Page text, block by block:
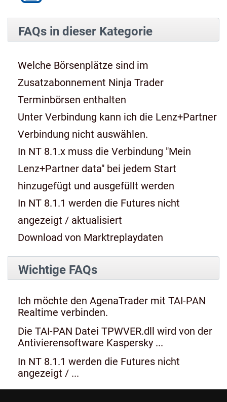
FAQs in dieser Kategorie
Welche Börsenplätze sind im
Zusatzabonnement Ninja Trader
Terminbörsen enthalten
Unter Verbindung kann ich die Lenz+Partner
Verbindung nicht auswählen.
In NT 8.1.x muss die Verbindung "Mein
Lenz+Partner data" bei jedem Start
hinzugefügt und ausgefüllt werden
In NT 8.1.1 werden die Futures nicht
angezeigt / aktualisiert
Download von Marktreplaydaten
Wichtige FAQs
Ich möchte den AgenaTrader mit TAI-PAN
Realtime verbinden.
Die TAI-PAN Datei TPWVER.dll wird von der
Antivierensoftware Kaspersky ...
In NT 8.1.1 werden die Futures nicht
angezeigt / ...